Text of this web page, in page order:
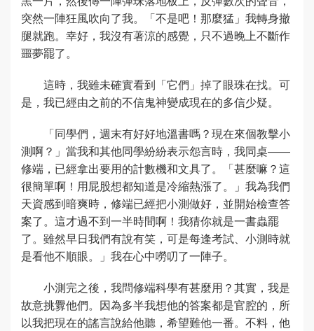
突然一陣狂風吹向了我。「不是吧！那麼猛」我轉身撤
腿就跑。幸好，我沒有著涼的感覺，只不過晚上不斷作
噩夢罷了。
這時，我雖未確實看到「它們」掉了眼珠在找。可
是，我已經由之前的不信鬼神變成現在的多信少疑。
「同學們，週末有好好地溫書嗎？現在來個教擊小
測啊？」當我和其他同學紛紛表示怨言時，我同桌——
修端，已經拿出要用的計數機和文具了。「甚麼嘛？這
很簡單啊！用屁股想都知道是冷縮熱漲了。」我為我們
天資感到暗爽時，修端已經把小測做好，並開始檢查答
案了。這才過不到一半時間啊！我猜你就是一書蟲罷
了。雖然早日我們有說有笑，可是每逢考試、小測時就
是看他不順眼。」我在心中嘮叨了一陣子。
小測完之後，我問修端科學有甚麼用？其實，我是
故意挑釁他們。因為多半我想他的答案都是官腔的，所
以我把現在的謠言說給他聽，希望難他一番。不料，他